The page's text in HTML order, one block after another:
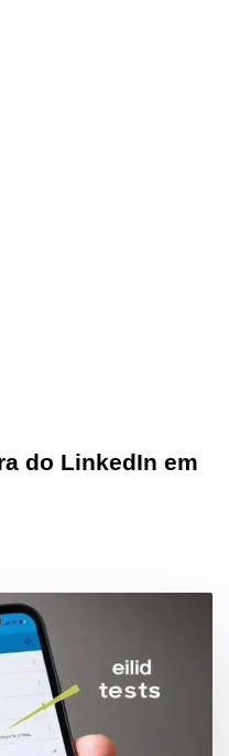
do LinkedIn em